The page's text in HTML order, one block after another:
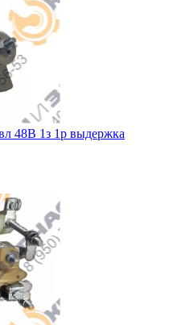
48В 1з 1р выдержка